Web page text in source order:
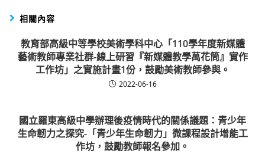
相關內容
教育部高級中等學校美術學科中心「110學年度新媒體
藝術教師專業社群-線上研習『新媒體教學萬花筒』實作
工作坊」之實施計畫1份，鼓勵美術教師參與。
2022-06-16
國立羅東高級中學辦理後疫情時代的關係議題：青少年
生命韌力之探究-「青少年生命韌力」微課程設計增能工
作坊，鼓勵教師報名參加。